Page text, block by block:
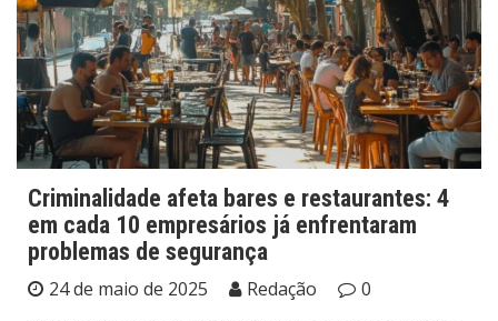
Criminalidade afeta bares e restaurantes: 4
em cada 10 empresários já enfrentaram
problemas de segurança
24 de maio de 2025 Redação
0